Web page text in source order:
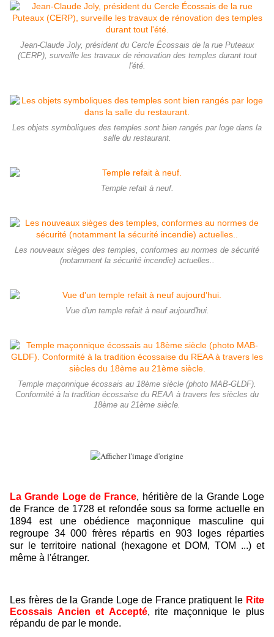
Jean-Claude Joly, président du Cercle Écossais de la rue Puteaux
(CERP), surveille les travaux de rénovation des temples durant tout
l'été.
Les objets symboliques des temples sont bien rangés par loge dans la
salle du restaurant.
Temple refait à neuf.
Les nouveaux sièges des temples, conformes au normes de sécurité
(notamment la sécurité incendie) actuelles..
Vue d'un temple refait à neuf aujourd'hui.
Temple maçonnique écossais au 18ème siècle (photo MAB-GLDF).
Conformité à la tradition écossaise du REAA à travers les siècles du
18ème au 21ème siècle.
La Grande Loge de France, héritière de la Grande Loge
de France de 1728 et refondée sous sa forme actuelle en
1894 est une obédience maçonnique masculine qui
regroupe 34 000 frères répartis en 903 loges réparties
sur le territoire national (hexagone et DOM, TOM ...) et
même à l'étranger.
Les frères de la Grande Loge de France pratiquent le Rite
Ecossais Ancien et Accepté, rite maçonnique le plus
répandu de par le monde.